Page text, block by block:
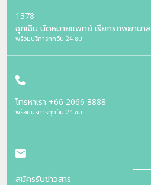
1378
ฉุกเฉิน นัดหมายแพทย์ เรียกรถพยาบาล
พร้อมบริการทุกวัน 24 ชม.
โทรหาเรา +66 2066 8888
พร้อมบริการทุกวัน 24 ชม.
สมัครรับข่าวสาร